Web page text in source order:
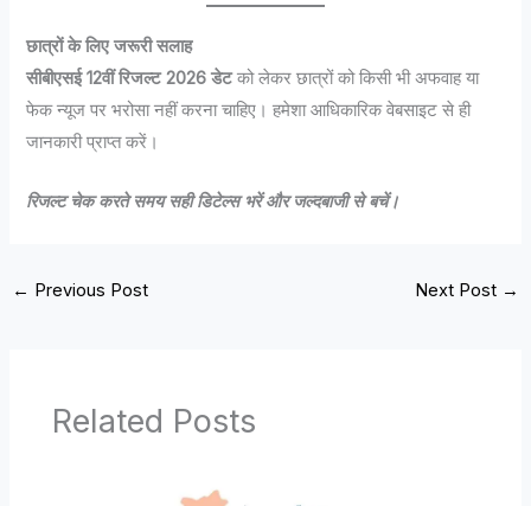
छात्रों के लिए जरूरी सलाह
सीबीएसई 12वीं रिजल्ट 2026 डेटको लेकर छात्रों को किसी भी अफवाह या
फेक न्यूज पर भरोसा नहीं करना चाहिए। हमेशा आधिकारिक वेबसाइट से ही
जानकारी प्राप्त करें।
रिजल्ट चेक करते समय सही डिटेल्स भरें और जल्दबाजी से बचें।
← Previous Post Next Post →
Related Posts